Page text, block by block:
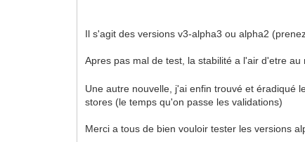
Il s'agit des versions v3-alpha3 ou alpha2
Apres pas mal de test, la stabilité a l'air d'etre
Une autre nouvelle, j'ai enfin trouvé et éradiqué
stores (le temps qu'on passe les validations)
Merci a tous de bien vouloir tester les versions